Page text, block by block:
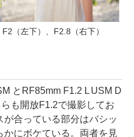
（左下）、F2.8（右下）
とRF85mm F1.2 L USM D
も開放F1.2で撮影してお
が合っている部分はバシッ
かにボケている。両者を見